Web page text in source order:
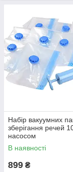
Набір вакуумних
зберігання речей
насосом
В наявності
899 ₴